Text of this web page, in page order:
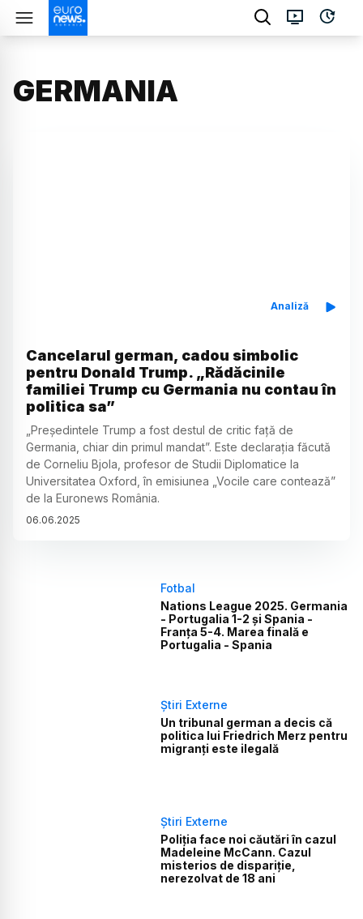
GERMANIA
Analiză
Cancelarul german, cadou simbolic
pentru Donald Trump. „Rădăcinile
familiei Trump cu Germania nu contau în
politica sa”
„Președintele Trump a fost destul de critic față de
Germania, chiar din primul mandat”. Este declarația făcută
de Corneliu Bjola, profesor de Studii Diplomatice la
Universitatea Oxford, în emisiunea „Vocile care contează”
de la Euronews România.
06.06.2025
Fotbal
Nations League 2025. Germania
- Portugalia 1-2 și Spania -
Franța 5-4. Marea finală e
Portugalia - Spania
Știri Externe
Un tribunal german a decis că
politica lui Friedrich Merz pentru
migranți este ilegală
Știri Externe
Poliția face noi căutări în cazul
Madeleine McCann. Cazul
misterios de dispariție,
nerezolvat de 18 ani